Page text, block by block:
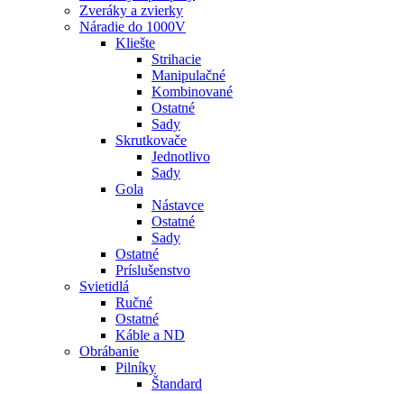
Zveráky a zvierky
Náradie do 1000V
Kliešte
Strihacie
Manipulačné
Kombinované
Ostatné
Sady
Skrutkovače
Jednotlivo
Sady
Gola
Nástavce
Ostatné
Sady
Ostatné
Príslušenstvo
Svietidlá
Ručné
Ostatné
Káble a ND
Obrábanie
Pilníky
Štandard